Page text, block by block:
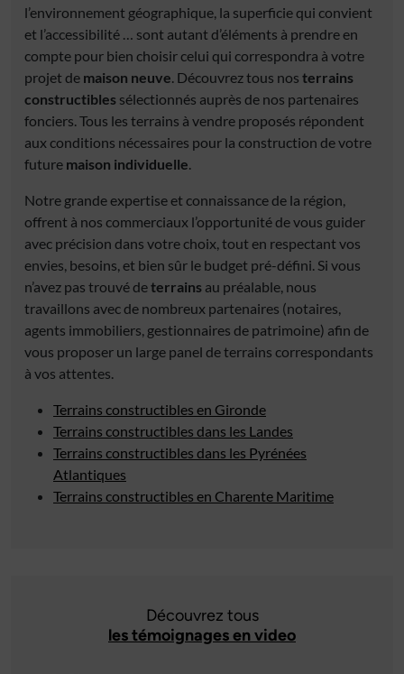
l’environnement géographique, la superficie qui convient
et l’accessibilité … sont autant d’éléments à prendre en
compte pour bien choisir celui qui correspondra à votre
projet de maison neuve . Découvrez tous nos terrains
constructibles sélectionnés auprès de nos partenaires
fonciers. Tous les terrains à vendre proposés répondent
aux conditions nécessaires pour la construction de votre
future maison individuelle
Notre grande expertise et connaissance de la région,
offrent à nos commerciaux l’opportunité de vous guider
avec précision dans votre choix, tout en respectant vos
envies, besoins, et bien sûr le budget pré-défini. Si vous
n’avez pas trouvé deterrains au préalable, nous
travaillons avec de nombreux partenaires (notaires,
agents immobiliers, gestionnaires de patrimoine) afin de
vous proposer un large panel de terrains correspondants
à vos attentes.
Terrains constructibles en Gironde
Terrains constructibles dans les Landes
Terrains constructibles dans les Pyrénées
Atlantiques
Terrains constructibles en Charente Maritime
Découvrez tous
les témoignages en video